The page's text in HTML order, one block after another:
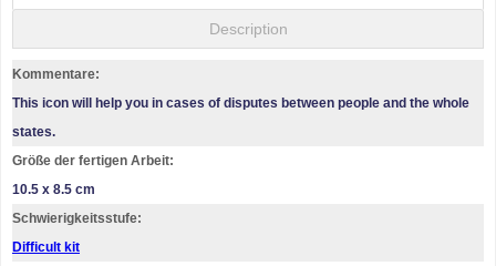
Description
Kommentare:
This icon will help you in cases of disputes between people and the whole
states.
Größe der fertigen Arbeit:
10.5 x 8.5 cm
Schwierigkeitsstufe:
Difficult kit